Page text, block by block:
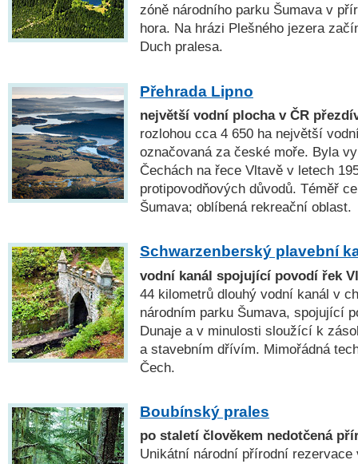
zóně národního parku Šumava v
hora. Na hrázi Plešného jezera
Duch pralesa.
Přehrada Lipno
největší vodní plocha v ČR
rozlohou cca 4 650 ha největší
označovaná za české moře. Byla
Čechách na řece Vltavě v letech
protipovodňových důvodů. Téměř
Šumava; oblíbená rekreační oblast.
Schwarzenberský plavební
vodní kanál spojující povodí řek
44 kilometrů dlouhý vodní kanál v
národním parku Šumava, spojující
Dunaje a v minulosti sloužící k
a stavebním dřívím. Mimořádná
Čech.
Boubínský prales
po staletí člověkem nedotčená
Unikátní národní přírodní rezervace